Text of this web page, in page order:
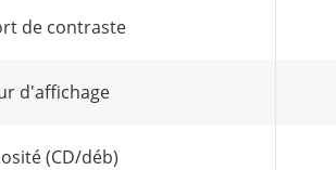
de contraste
d'affichage
(CD/déb)